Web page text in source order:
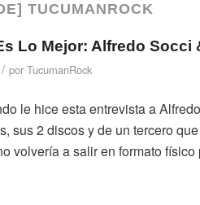
TUCUMANROCK
Lo Mejor: Alfredo Socci
/ por TucumanRock
le hice esta entrevista a
sus 2 discos y de un tercero
volvería a salir en formato